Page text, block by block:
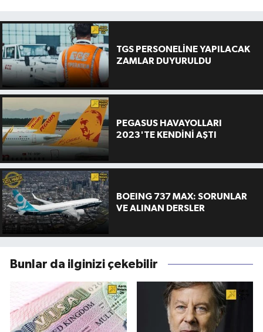
TGS PERSONELİNE YAPILACAK
ZAMLAR DUYURULDU
PEGASUS HAVAYOLLARI
2023'TE KENDİNİ AŞTI
BOEING 737 MAX: SORUNLAR
VE ALINAN DERSLER
Bunlar da ilginizi çekebilir